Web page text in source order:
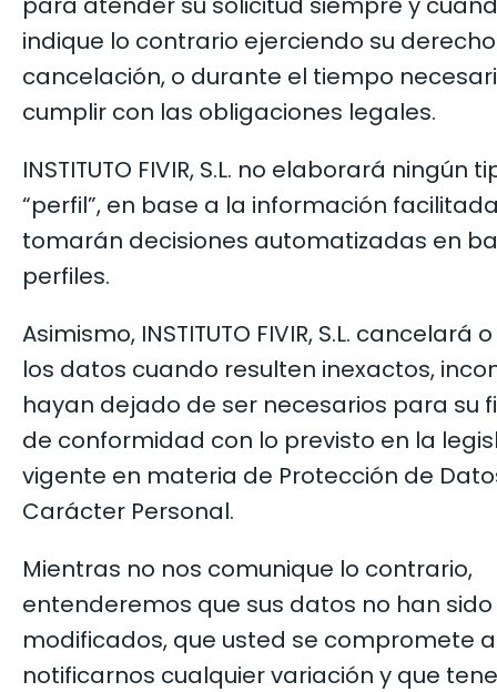
indique lo contrario ejerciendo su
cancelación, o durante el tiempo
cumplir con las obligaciones legales.
INSTITUTO FIVIR, S.L. no elaborará ningún
“perfil”, en base a la información
tomarán decisiones automatizadas en
perfiles.
Asimismo, INSTITUTO FIVIR, S.L. cancelará
los datos cuando resulten inexactos,
hayan dejado de ser necesarios para su
de conformidad con lo previsto en la
vigente en materia de Protección de
Carácter Personal.
Mientras no nos comunique lo contrario,
entenderemos que sus datos no han sido
modificados, que usted se compromete a
notificarnos cualquier variación y que